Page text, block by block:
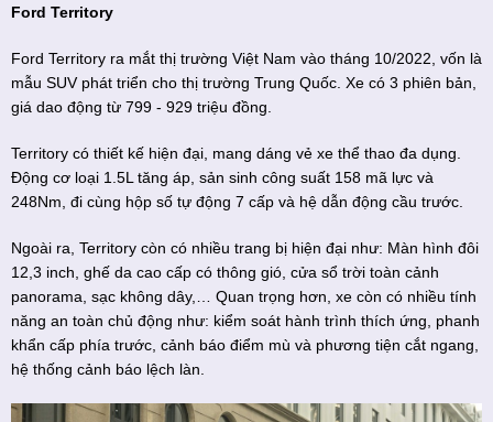
Ford Territory
Ford Territory ra mắt thị trường Việt Nam vào tháng 10/2022, vốn là
mẫu SUV phát triển cho thị trường Trung Quốc. Xe có 3 phiên bản,
giá dao động từ 799 - 929 triệu đồng.
Territory có thiết kế hiện đại, mang dáng vẻ xe thể thao đa dụng.
Động cơ loại 1.5L tăng áp, sản sinh công suất 158 mã lực và
248Nm, đi cùng hộp số tự động 7 cấp và hệ dẫn động cầu trước.
Ngoài ra, Territory còn có nhiều trang bị hiện đại như: Màn hình đôi
12,3 inch, ghế da cao cấp có thông gió, cửa sổ trời toàn cảnh
panorama, sạc không dây,… Quan trọng hơn, xe còn có nhiều tính
năng an toàn chủ động như: kiểm soát hành trình thích ứng, phanh
khẩn cấp phía trước, cảnh báo điểm mù và phương tiện cắt ngang,
hệ thống cảnh báo lệch làn.